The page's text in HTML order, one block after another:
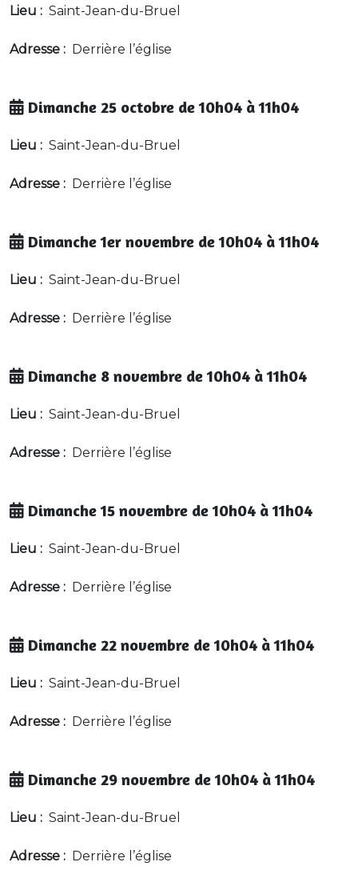
Lieu : Saint-Jean-du-Bruel
Adresse : Derrière l’église
Dimanche 25 octobre de 10h04 à 11h04
Lieu : Saint-Jean-du-Bruel
Adresse : Derrière l’église
Dimanche 1er novembre de 10h04 à 11h04
Lieu : Saint-Jean-du-Bruel
Adresse : Derrière l’église
Dimanche 8 novembre de 10h04 à 11h04
Lieu : Saint-Jean-du-Bruel
Adresse : Derrière l’église
Dimanche 15 novembre de 10h04 à 11h04
Lieu : Saint-Jean-du-Bruel
Adresse : Derrière l’église
Dimanche 22 novembre de 10h04 à 11h04
Lieu : Saint-Jean-du-Bruel
Adresse : Derrière l’église
Dimanche 29 novembre de 10h04 à 11h04
Lieu : Saint-Jean-du-Bruel
Adresse : Derrière l’église